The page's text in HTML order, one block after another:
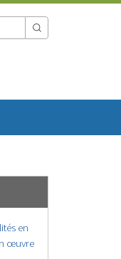
en
œuvre